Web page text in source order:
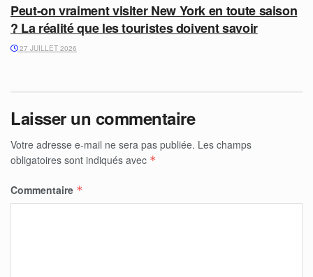
Peut-on vraiment visiter New York en toute saison
? La réalité que les touristes doivent savoir
27 JUILLET 2026
Laisser un commentaire
Votre adresse e-mail ne sera pas publiée. Les champs
obligatoires sont indiqués avec *
Commentaire *